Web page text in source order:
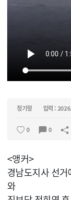
정기형 입력 :
0 0
<앵커>
경남도지사 선
와